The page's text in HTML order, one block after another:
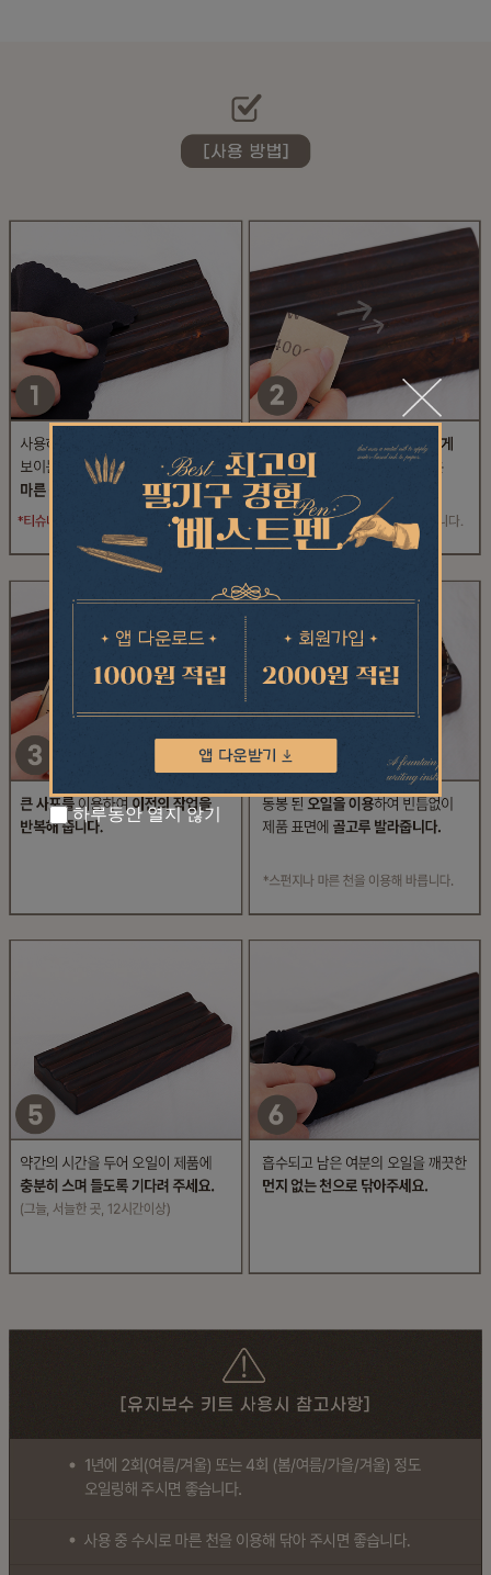
하루동안 열지 않기